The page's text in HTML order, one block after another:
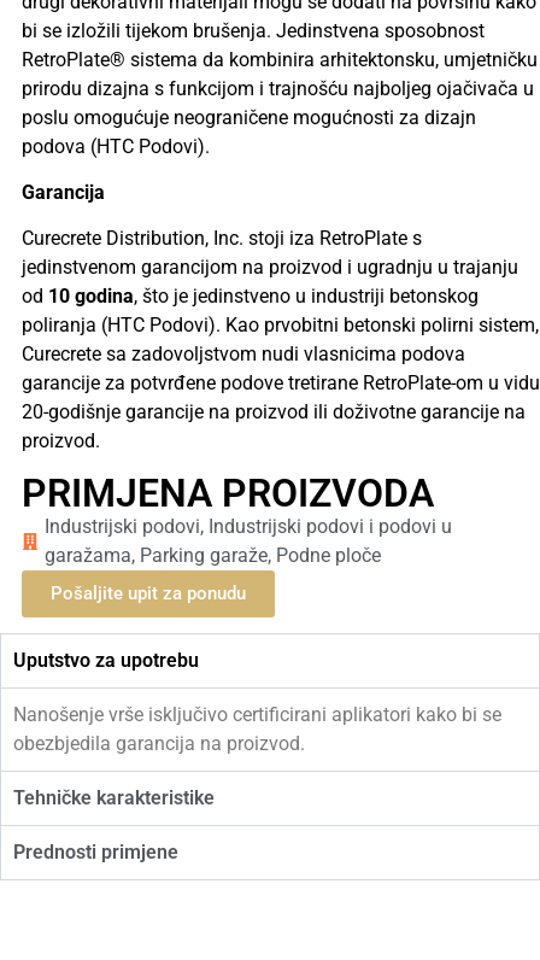
bi se izložili tijekom brušenja. Jedinstvena sposobnost
RetroPlate® sistema da kombinira arhitektonsku, umjetničku
prirodu dizajna s funkcijom i trajnošću najboljeg ojačivača u
poslu omogućuje neograničene mogućnosti za dizajn
podova (HTC Podovi).
Garancija
Curecrete Distribution, Inc. stoji iza RetroPlate s
jedinstvenom garancijom na proizvod i ugradnju u trajanju
od 10 godina, što je jedinstveno u industriji betonskog
poliranja (HTC Podovi). Kao prvobitni betonski polirni sistem,
Curecrete sa zadovoljstvom nudi vlasnicima podova
garancije za potvrđene podove tretirane RetroPlate-om u vidu
20-godišnje garancije na proizvod ili doživotne garancije na
proizvod.
PRIMJENA PROIZVODA
Industrijski podovi, Industrijski podovi i podovi u
garažama, Parking garaže, Podne ploče
Pošaljite upit za ponudu
Uputstvo za upotrebu
Nanošenje vrše isključivo certificirani aplikatori kako bi se
obezbjedila garancija na proizvod.
Tehničke karakteristike
Prednosti primjene